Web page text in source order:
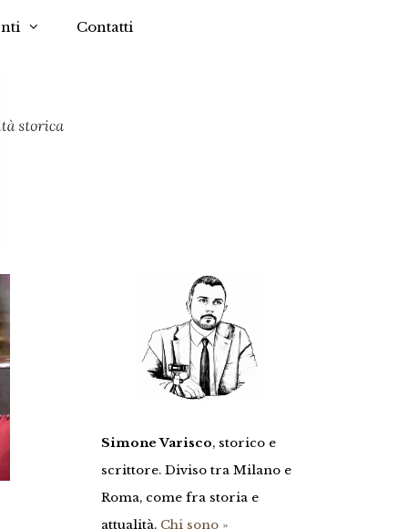
Contatti
Simone Varisco, storico e
scrittore. Diviso tra Milano e
Roma, come fra storia e
attualità. Chi sono »